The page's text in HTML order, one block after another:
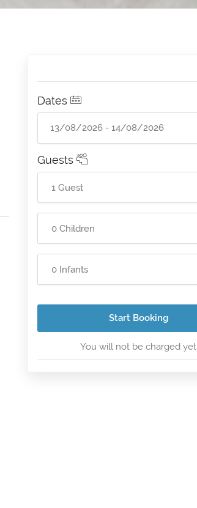
Dates
Guests
Start Booking
You will not be charged yet